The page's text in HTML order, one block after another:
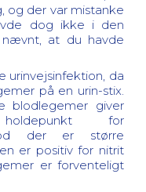
og der var mistanke
dog ikke i den
nævnt, at du havde
urinvejsinfektion, da
på en urin-stix.
blodlegemer giver
for
der er større
er positiv for nitrit
er forventeligt